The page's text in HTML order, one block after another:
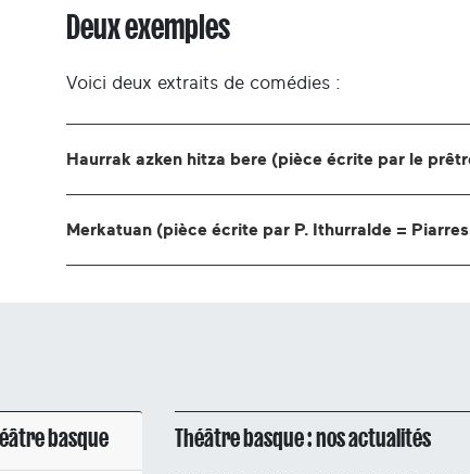
Deux exemples
Voici deux extraits de comédies :
Haurrak azken hitza bere (pièce écrite par le
Merkatuan (pièce écrite par P. Ithurralde =
basque Théâtre basque : nos actualités